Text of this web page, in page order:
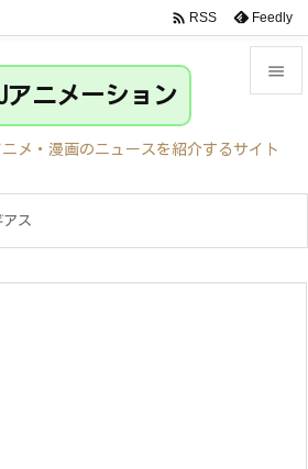

サイド
前へ

 RSS Feedly
アニメーション
メ・漫画のニュースを紹介するサイト
アス